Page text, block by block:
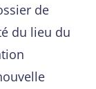
de
du lieu du